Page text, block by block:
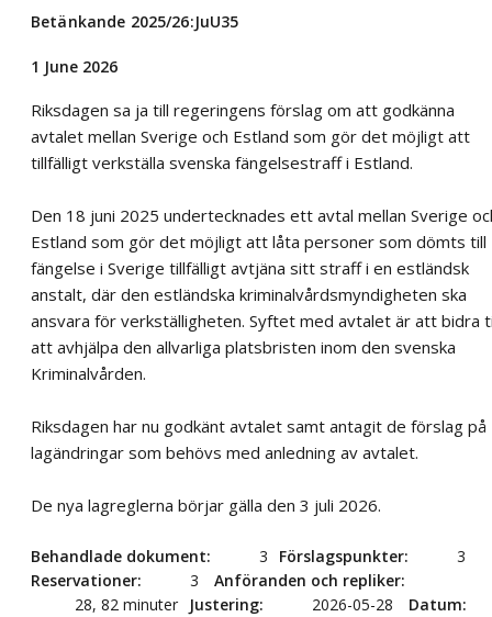
Betänkande 2025/26:JuU35
1 June 2026
Riksdagen sa ja till regeringens förslag om att godkänna
avtalet mellan Sverige och Estland som gör det möjligt att
tillfälligt verkställa svenska fängelsestraff i Estland.
Den 18 juni 2025 undertecknades ett avtal mellan Sverige
Estland som gör det möjligt att låta personer som dömts till
fängelse i Sverige tillfälligt avtjäna sitt straff i en estländsk
anstalt, där den estländska kriminalvårdsmyndigheten ska
ansvara för verkställigheten. Syftet med avtalet är att bidra
att avhjälpa den allvarliga platsbristen inom den svenska
Kriminalvården.
Riksdagen har nu godkänt avtalet samt antagit de förslag på
lagändringar som behövs med anledning av avtalet.
De nya lagreglerna börjar gälla den 3 juli 2026.
Behandlade dokument 3 Förslagspunkter
3
Reservationer
3
Anföranden och repliker
28, 82 minuter
Justering 2026-05-28
Datum